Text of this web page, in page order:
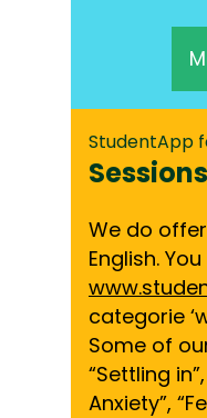
StudentApp
We do
English.
categorie
Some of
“Settling
Anxiety”,